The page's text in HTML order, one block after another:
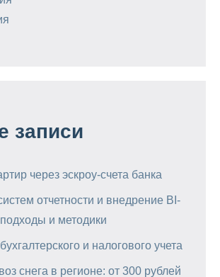
записи
через эскроу-счета банка
отчетности и внедрение BI-
и методики
и налогового учета
снега в регионе: от 300 рублей